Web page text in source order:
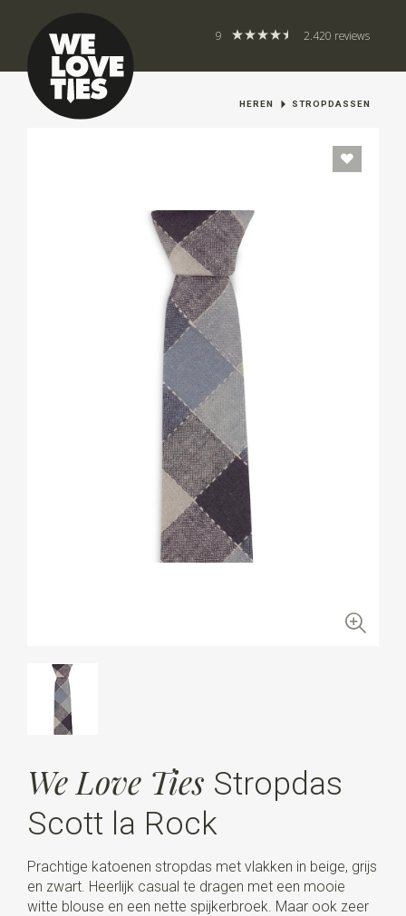
9 2.420 reviews
HEREN STROPDASSEN
We Love Ties Stropdas
Scott la Rock
Prachtige katoenen stropdas met vlakken in beige, grijs
en zwart. Heerlijk casual te dragen met een mooie
witte blouse en een nette spijkerbroek. Maar ook zeer